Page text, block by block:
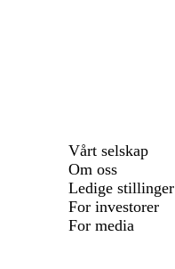
Vårt selskap
Om oss
Ledige stillinger
For investorer
For media